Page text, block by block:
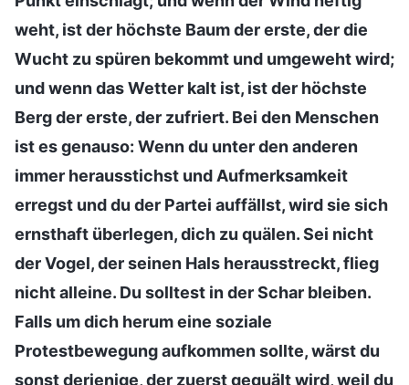
weht, ist der höchste Baum der erste, der die
Wucht zu spüren bekommt und umgeweht wird;
und wenn das Wetter kalt ist, ist der höchste
Berg der erste, der zufriert. Bei den Menschen
ist es genauso: Wenn du unter den anderen
immer herausstichst und Aufmerksamkeit
erregst und du der Partei auffällst, wird sie sich
ernsthaft überlegen, dich zu quälen. Sei nicht
der Vogel, der seinen Hals herausstreckt, flieg
nicht alleine. Du solltest in der Schar bleiben.
Falls um dich herum eine soziale
Protestbewegung aufkommen sollte, wärst du
sonst derjenige, der zuerst gequält wird, weil du